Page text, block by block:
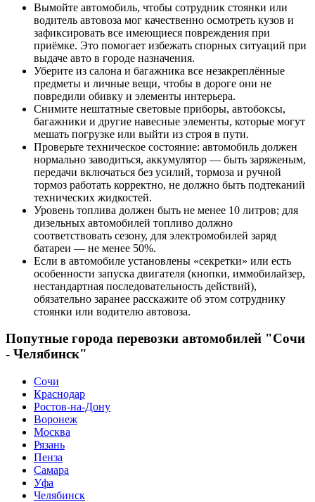
Вымойте автомобиль, чтобы сотрудник стоянки или
водитель автовоза мог качественно осмотреть кузов и
зафиксировать все имеющиеся повреждения при
приёмке. Это помогает избежать спорных ситуаций при
выдаче авто в городе назначения.
Уберите из салона и багажника все незакреплённые
предметы и личные вещи, чтобы в дороге они не
повредили обивку и элементы интерьера.
Снимите нештатные световые приборы, автобоксы,
багажники и другие навесные элементы, которые могут
мешать погрузке или выйти из строя в пути.
Проверьте техническое состояние: автомобиль должен
нормально заводиться, аккумулятор — быть заряженым,
передачи включаться без усилий, тормоза и ручной
тормоз работать корректно, не должно быть подтеканий
технических жидкостей.
Уровень топлива должен быть не менее 10 литров; для
дизельных автомобилей топливо должно
соответствовать сезону, для электромобилей заряд
батареи — не менее 50%.
Если в автомобиле установлены «секретки» или есть
особенности запуска двигателя (кнопки, иммобилайзер,
нестандартная последовательность действий),
обязательно заранее расскажите об этом сотруднику
стоянки или водителю автовоза.
Попутные города перевозки автомобилей "Сочи
- Челябинск"
Сочи
Краснодар
Ростов-на-Дону
Воронеж
Москва
Рязань
Пенза
Самара
Уфа
Челябинск